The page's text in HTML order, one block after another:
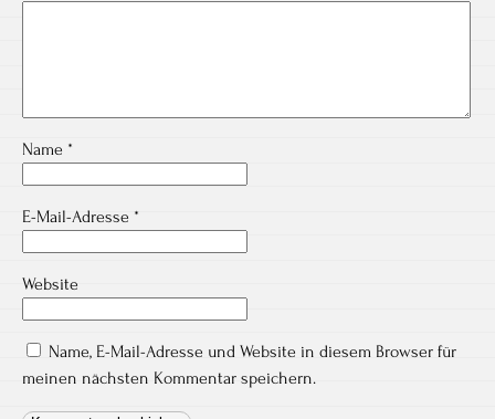
Name *
E-Mail-Adresse *
Website
Name, E-Mail-Adresse und Website in diesem Browser für
meinen nächsten Kommentar speichern.